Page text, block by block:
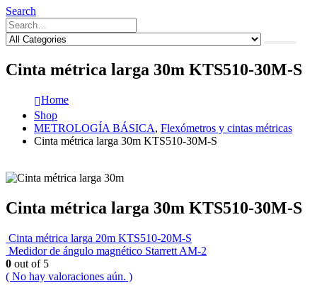
Search
Cinta métrica larga 30m KTS510-30M-S
Home
Shop
METROLOGÍA BÁSICA, Flexómetros y cintas métricas
Cinta métrica larga 30m KTS510-30M-S
Cinta métrica larga 30m KTS510-30M-S
Cinta métrica larga 20m KTS510-20M-S
Medidor de ángulo magnético Starrett AM-2
0 out of 5
( No hay valoraciones aún. )